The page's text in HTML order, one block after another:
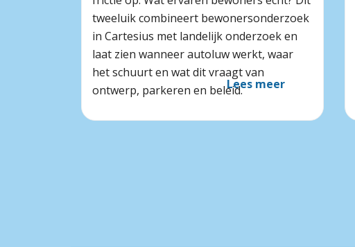
tweeluik combineert bewonersonderzoek
in Cartesius met landelijk onderzoek en
laat zien wanneer autoluw werkt, waar
het schuurt en wat dit vraagt van
ontwerp, parkeren en beleid.Lees meer